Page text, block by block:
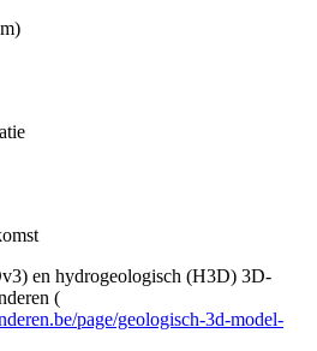
en hydrogeologisch (H3D) 3D-
(
page/geologisch-3d-model-